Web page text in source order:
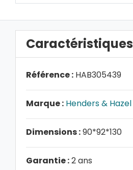
Caractéristiques
Référence : HAB305439
Marque : Henders & Hazel
Dimensions :90*92*130
Garantie :2 ans